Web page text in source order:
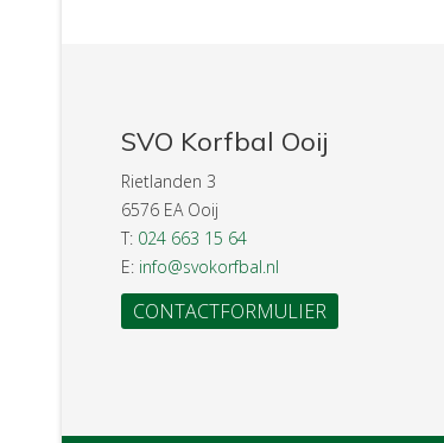
SVO Korfbal Ooij
Rietlanden 3
6576 EA Ooij
T: 024 663 15 64
E: info@svokorfbal.nl
CONTACTFORMULIER